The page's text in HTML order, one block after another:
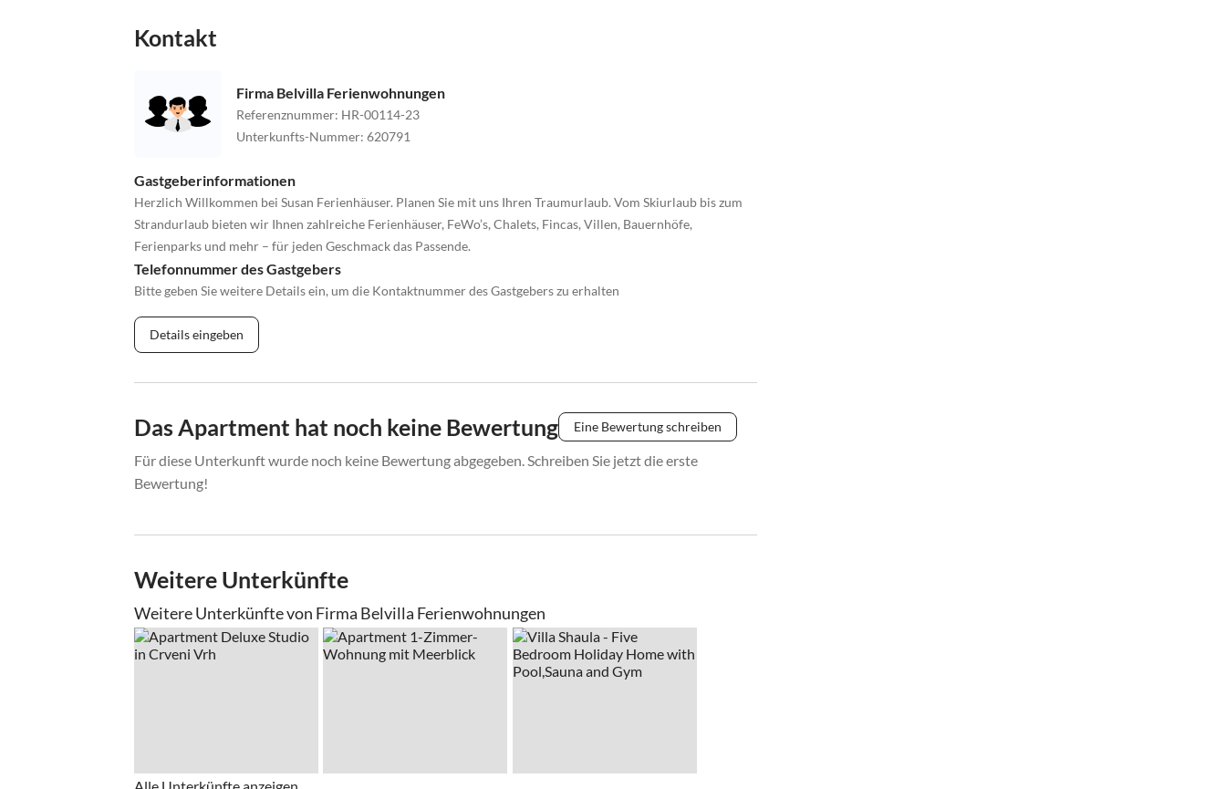
Kontakt
Firma Belvilla Ferienwohnungen
Referenznummer: HR-00114-23
Unterkunfts-Nummer: 620791
Gastgeberinformationen
Herzlich Willkommen bei Susan Ferienhäuser. Planen Sie mit uns Ihren Traumurlaub. Vom Skiurlaub bis zum
Strandurlaub bieten wir Ihnen zahlreiche Ferienhäuser, FeWo’s, Chalets, Fincas, Villen, Bauernhöfe,
Ferienparks und mehr – für jeden Geschmack das Passende.
Telefonnummer des Gastgebers
Bitte geben Sie weitere Details ein, um die Kontaktnummer des Gastgebers zu erhalten
Details eingeben
Das Apartment hat noch keine Bewertung Eine Bewertung schreiben
Für diese Unterkunft wurde noch keine Bewertung abgegeben. Schreiben Sie jetzt die erste
Bewertung!
Weitere Unterkünfte
Weitere Unterkünfte von Firma Belvilla Ferienwohnungen